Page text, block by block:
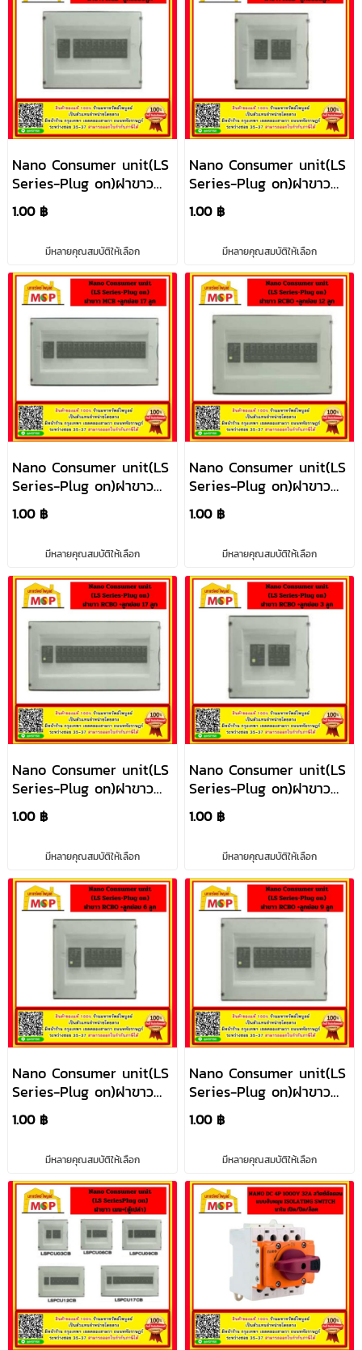
Nano Consumer unit(LS
Series-Plug on)ฝาขาว
MCB +ลูกย่อย 9 ลูก
1.00 ฿
มีหลายคุณสมบัติให้เลือก
Nano Consumer unit(LS
Series-Plug on)ฝาขาว
MCB +ลูกย่อย3ลูก
1.00 ฿
มีหลายคุณสมบัติให้เลือก
Nano Consumer unit(LS
Series-Plug on)ฝาขาว
MCB+ลูกย่อย 17 ลูก
1.00 ฿
มีหลายคุณสมบัติให้เลือก
Nano Consumer unit(LS
Series-Plug on)ฝาขาว
RCBO +ลูกย่อย 12ลูก
1.00 ฿
มีหลายคุณสมบัติให้เลือก
Nano Consumer unit(LS
Series-Plug on)ฝาขาว
RCBO +ลูกย่อย 17ลูก
1.00 ฿
มีหลายคุณสมบัติให้เลือก
Nano Consumer unit(LS
Series-Plug on)ฝาขาว
RCBO +ลูกย่อย 3 ลูก
1.00 ฿
มีหลายคุณสมบัติให้เลือก
Nano Consumer unit(LS
Series-Plug on)ฝาขาว
RCBO +ลูกย่อย 6ลูก
1.00 ฿
มีหลายคุณสมบัติให้เลือก
Nano Consumer unit(LS
Series-Plug on)ฝาขาว
RCBO+ลูกย่อย 9 ลูก
1.00 ฿
มีหลายคุณสมบัติให้เลือก